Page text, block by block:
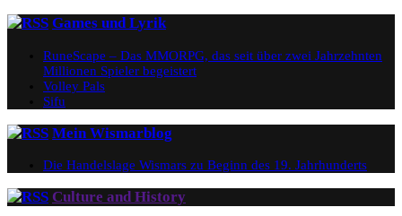
Games und Lyrik
RuneScape – Das MMORPG, das seit über zwei Jahrzehnten
Millionen Spieler begeistert
Volley Pals
Sifu
Mein Wismarblog
Die Handelslage Wismars zu Beginn des 19. Jahrhunderts
Culture and History